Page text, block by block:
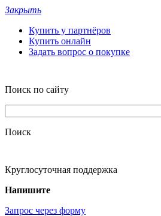
Закрыть
Купить у партнёров
Купить онлайн
Задать вопрос о покупке
Поиск по сайту
Поиск
Круглосуточная поддержка
Напишите
Запрос через форму